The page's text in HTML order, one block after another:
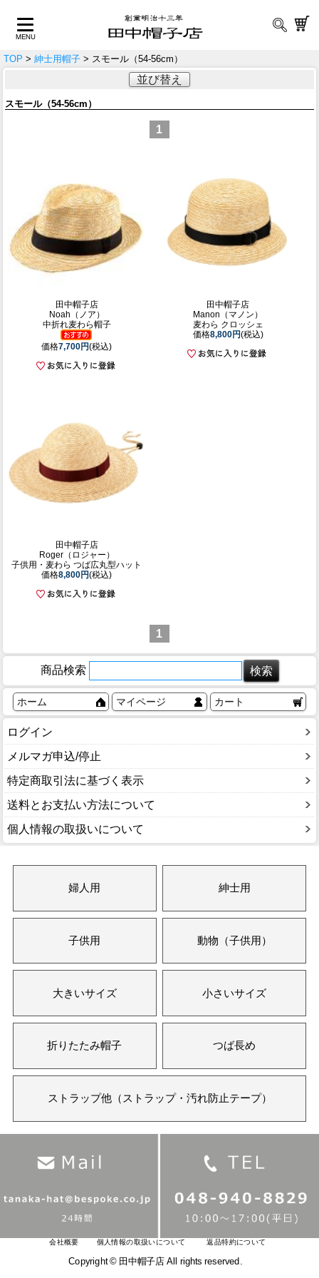
TOP > 紳士用帽子 > スモール（54-56cm）
並び替え
スモール（54-56cm）
1
田中帽子店
Noah（ノア）
中折れ麦わら帽子
価格7,700円(税込)
田中帽子店
Manon（マノン）
麦わら クロッシェ
価格8,800円(税込)
田中帽子店
Roger（ロジャー）
子供用・麦わら つば広丸型ハット
価格8,800円(税込)
1
商品検索
ホーム マイページ カート
ログイン
メルマガ申込/停止
特定商取引法に基づく表示
送料とお支払い方法について
個人情報の取扱いについて
婦人用 紳士用
子供用 動物（子供用）
大きいサイズ 小さいサイズ
折りたたみ帽子 つば長め
ストラップ他（ストラップ・汚れ防止テープ）
会社概要 個人情報の取扱いについて 返品特約について
Copyright © 田中帽子店 All rights reserved.